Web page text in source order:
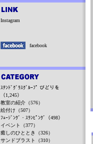
Instagram
facebook
ｽﾃﾝﾄﾞｸﾞﾗｽｸﾞﾙｰﾌﾟ びどりを
（1,245）
教室の紹介（576）
絵付け（507）
ﾌｭｰｼﾞﾝｸﾞ・ｽﾗﾝﾋﾟﾝｸﾞ（498）
イベント（377）
癒しのひととき（326）
サンドブラスト（310）